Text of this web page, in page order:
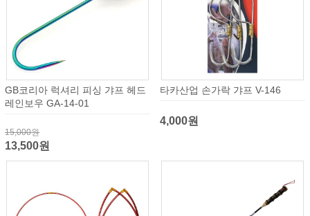
GB코리아 럭셔리 피싱 갸프 헤드
레인보우 GA-14-01
15,000원
13,500원
타카산업 손가락 갸프 V-146
4,000원